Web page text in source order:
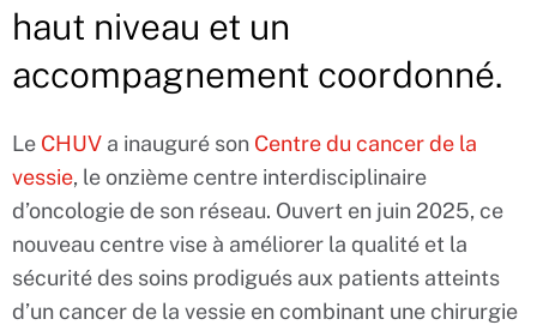
haut niveau et un
accompagnement coordonné.
Le CHUV a inauguré son Centre du cancer de la
vessie, le onzième centre interdisciplinaire
d’oncologie de son réseau. Ouvert en juin 2025, ce
nouveau centre vise à améliorer la qualité et la
sécurité des soins prodigués aux patients atteints
d’un cancer de la vessie en combinant une chirurgie